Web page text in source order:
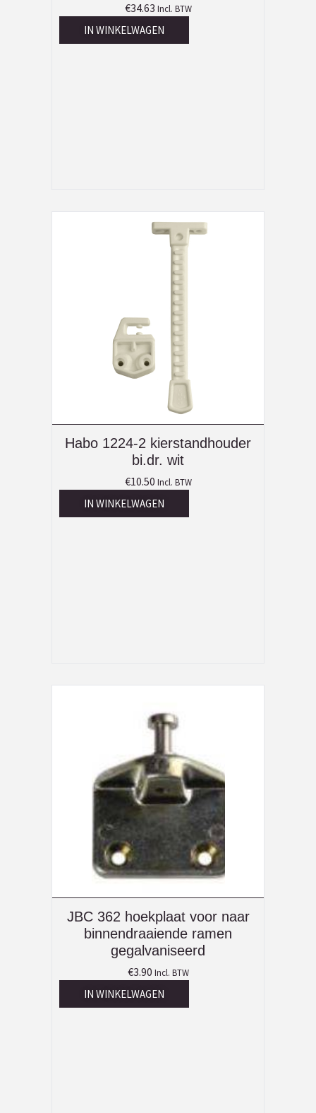
€34.63 Incl. BTW
IN WINKELWAGEN
Habo 1224-2 kierstandhouder
bi.dr. wit
€10.50 Incl. BTW
IN WINKELWAGEN
JBC 362 hoekplaat voor naar
binnendraaiende ramen
gegalvaniseerd
€3.90 Incl. BTW
IN WINKELWAGEN